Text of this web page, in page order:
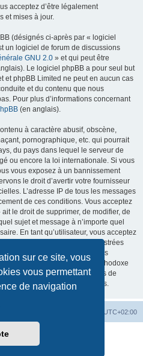
sur ce site, vous
vous permettant
de navigation
acceptez d’être légalement
et mises à jour.
(désignés ci-après par « logiciel
un logiciel de forum de discussions
GNU 2.0 » et qui peut être
Le logiciel phpBB a pour seul but
et phpBB Limited ne peut en aucun cas
et du contenu que nous
Pour plus d’informations concernant
(en anglais).
à caractère abusif, obscène,
pornographique, etc. qui pourrait
du pays dans lequel le serveur de
ou encore la loi internationale. Si vous
vous exposez à un bannissement
le droit d’avertir votre fournisseur
L’adresse IP de tous les messages
de ces conditions. Vous acceptez
le droit de supprimer, de modifier, de
sujet et message à n’importe quel
En tant qu’utilisateur, vous acceptez
renseignées soient enregistrées
ces informations ne seront pas
consentement, ni « forum - orthodoxe
comme responsables en cas de
à compromettre vos données.
UTC+02:00
Software © phpBB Limited
©